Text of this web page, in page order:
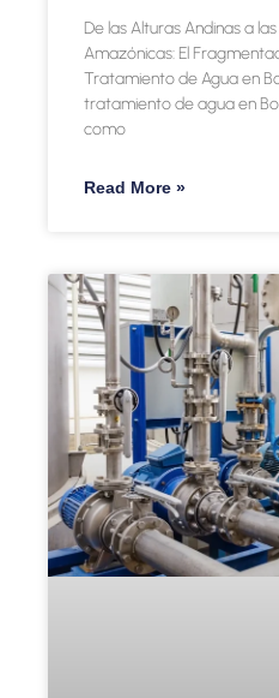
De las Alturas Andinas a
Amazónicas: El
Tratamiento de Agua en
tratamiento de agua en
como
Read More »